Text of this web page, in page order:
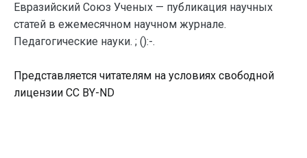
Евразийский Союз Ученых — публикация научных
статей в ежемесячном научном журнале.
Педагогические науки. ; ():-.
Представляется читателям на условиях свободной
лицензии CC BY-ND